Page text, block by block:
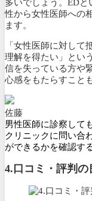
多いでしょう。ED
性から女性医師への
ます。
「女性医師に対して
理解を得たい」とい
信を失っている方や
心感をもたらすこと
佐藤
男性医師に診察して
クリニックに問い合
ができるかを確認す
4.口コミ・評判の